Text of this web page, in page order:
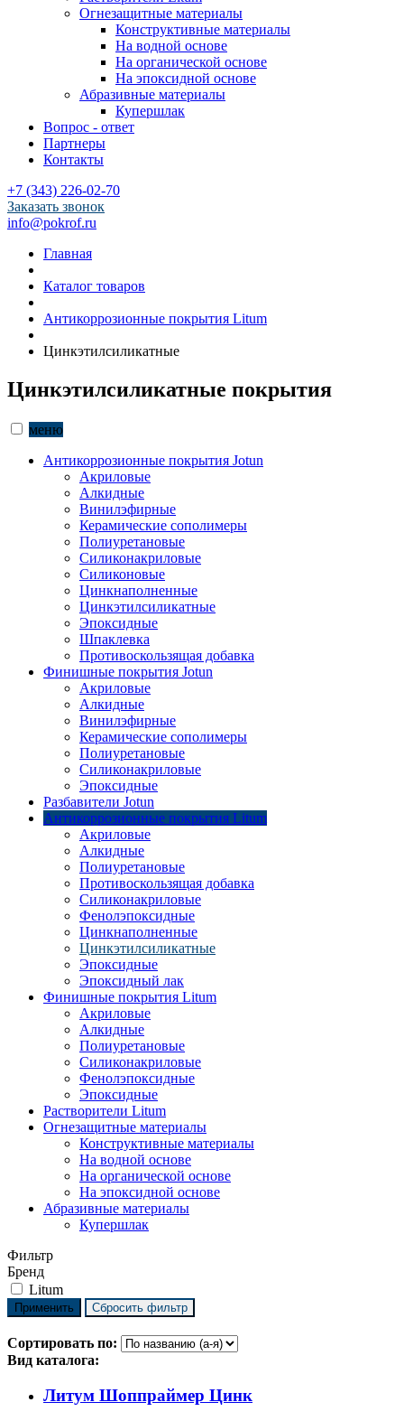
Огнезащитные материалы
Конструктивные материалы
На водной основе
На органической основе
На эпоксидной основе
Абразивные материалы
Купершлак
Вопрос - ответ
Партнеры
Контакты
+7 (343) 226-02-70
Заказать звонок
info@pokrof.ru
Главная
Каталог товаров
Антикоррозионные покрытия Litum
Цинкэтилсиликатные
Цинкэтилсиликатные покрытия
меню
Антикоррозионные покрытия Jotun
Акриловые
Алкидные
Винилэфирные
Керамические сополимеры
Полиуретановые
Силиконакриловые
Силиконовые
Цинкнаполненные
Цинкэтилсиликатные
Эпоксидные
Шпаклевка
Противоскользящая добавка
Финишные покрытия Jotun
Акриловые
Алкидные
Винилэфирные
Керамические сополимеры
Полиуретановые
Силиконакриловые
Эпоксидные
Разбавители Jotun
Антикоррозионные покрытия Litum
Акриловые
Алкидные
Полиуретановые
Противоскользящая добавка
Силиконакриловые
Фенолэпоксидные
Цинкнаполненные
Цинкэтилсиликатные
Эпоксидные
Эпоксидный лак
Финишные покрытия Litum
Акриловые
Алкидные
Полиуретановые
Силиконакриловые
Фенолэпоксидные
Эпоксидные
Растворители Litum
Огнезащитные материалы
Конструктивные материалы
На водной основе
На органической основе
На эпоксидной основе
Абразивные материалы
Купершлак
Фильтр
Бренд
Litum
Сортировать по:
Вид каталога:
Литум Шоппраймер Цинк